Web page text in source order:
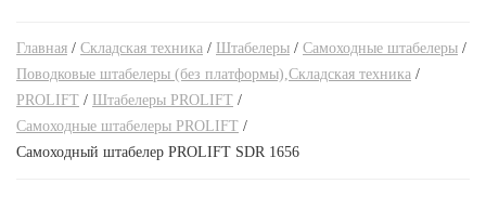
Лестницы трехсекционные
Трансформеры
Стремянки двухсторонние
Стремянки стальные
Главная / Складская техника / Штабелеры / Самоходные штабелеры /
Поводковые штабелеры (без платформы),Складская техника /
PROLIFT / Штабелеры PROLIFT /
Самоходные штабелеры PROLIFT /
Самоходный штабелер PROLIFT SDR 1656